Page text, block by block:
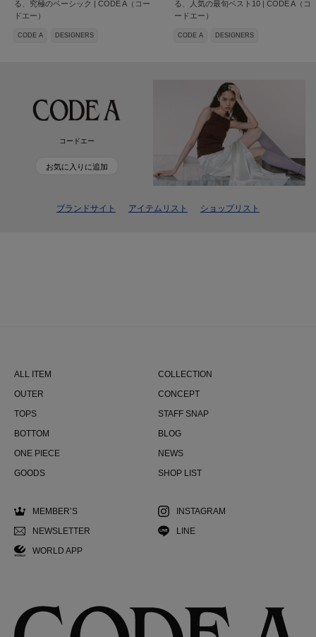
る、究極のベーシック | CODE A（コー
ドエー）
CODE A DESIGNERS
る、人気の最旬ベスト10 | CODE A（コ
ードエー）
CODE A DESIGNERS
コードエー
お気に入りに追加
ブランドサイト アイテムリスト ショップリスト
ALL ITEM
OUTER
TOPS
BOTTOM
ONE PIECE
GOODS
COLLECTION
CONCEPT
STAFF SNAP
BLOG
NEWS
SHOP LIST
MEMBER’S
NEWSLETTER
WORLD APP
INSTAGRAM
LINE